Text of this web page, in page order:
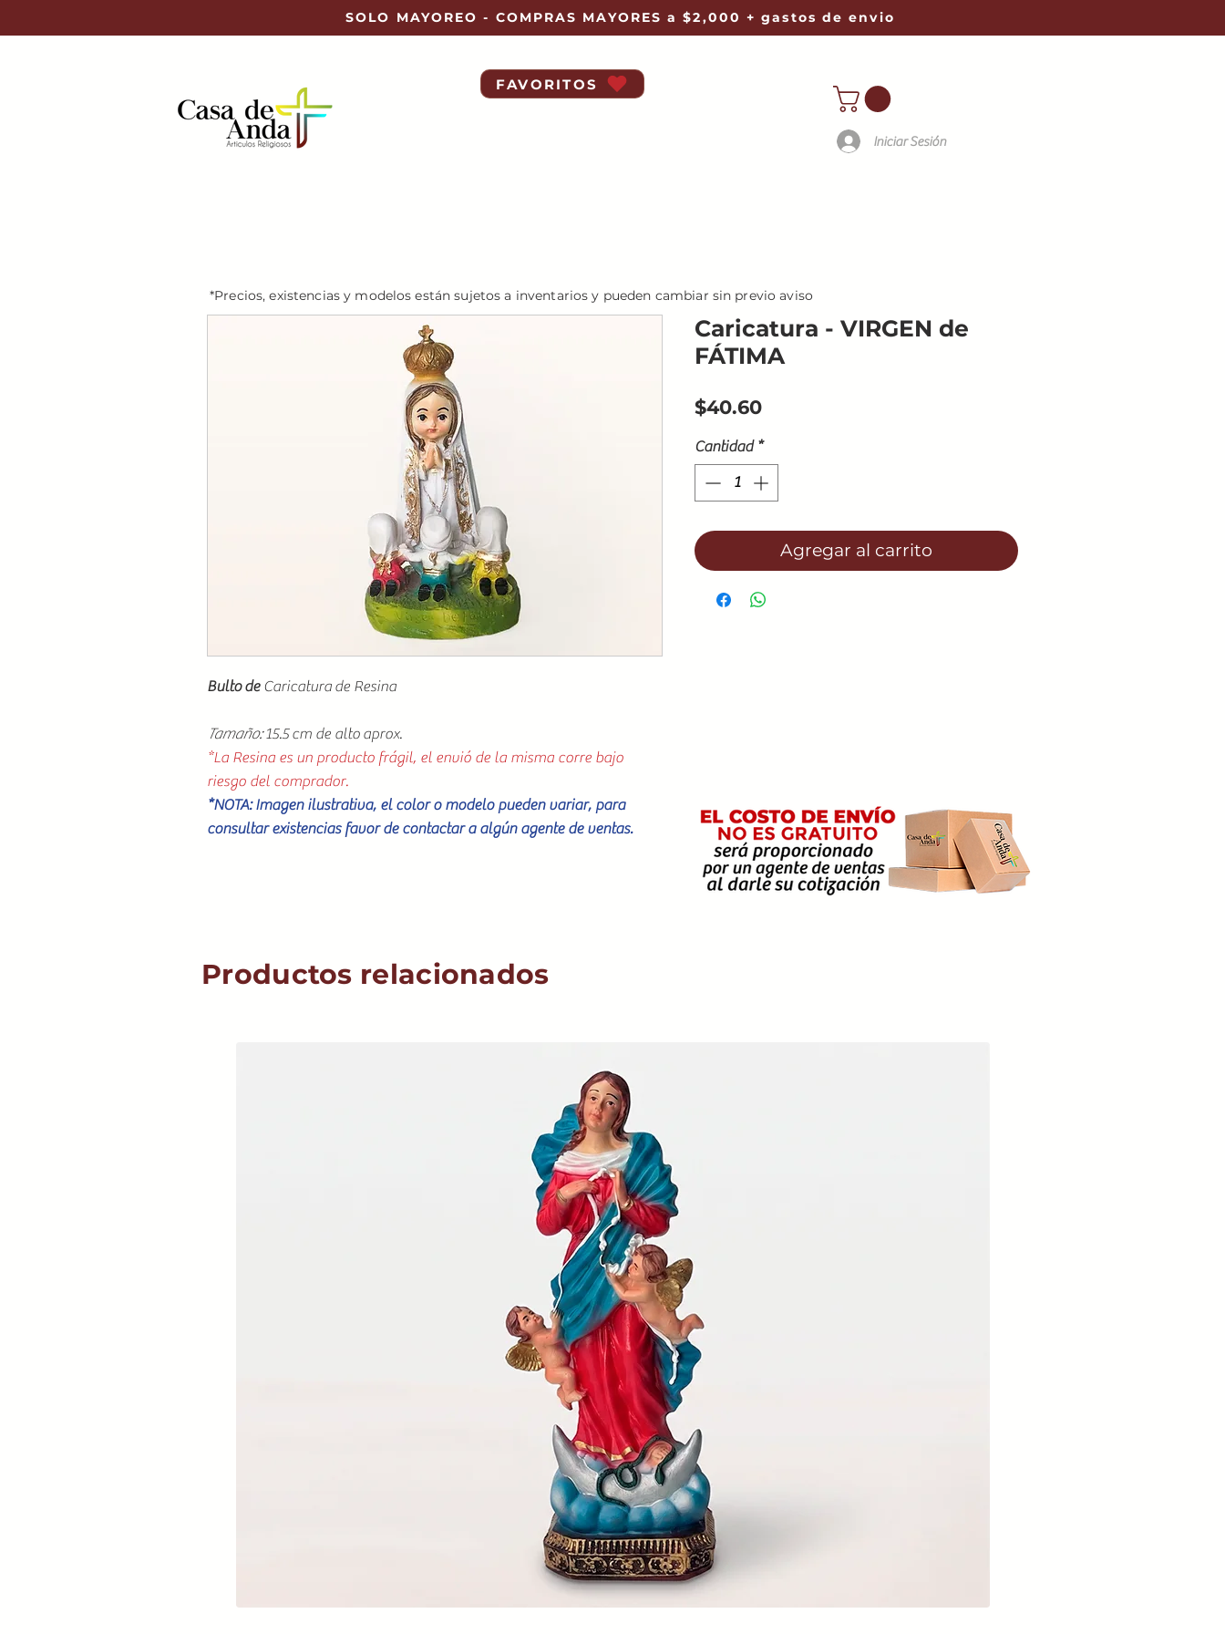
SOLO MAYOREO - COMPRAS MAYORES a $2,000 + gastos de envio
FAVORITOS
Iniciar Sesión
Bulto de Caricatura de Resina
Tamaño:15.5 cm de alto aprox.
*La Resina es un producto frágil, el envió de la misma corre bajo
riesgo del comprador.
*NOTA: Imagen ilustrativa, el color o modelo pueden variar, para
consultar existencias favor de contactar a algún agente de ventas.
Caricatura - VIRGEN de
FÁTIMA
$40.60Precio
Cantidad *
Agregar al carrito
*Precios, existencias y modelos están sujetos a inventarios y pueden cambiar sin previo aviso
Productos relacionados